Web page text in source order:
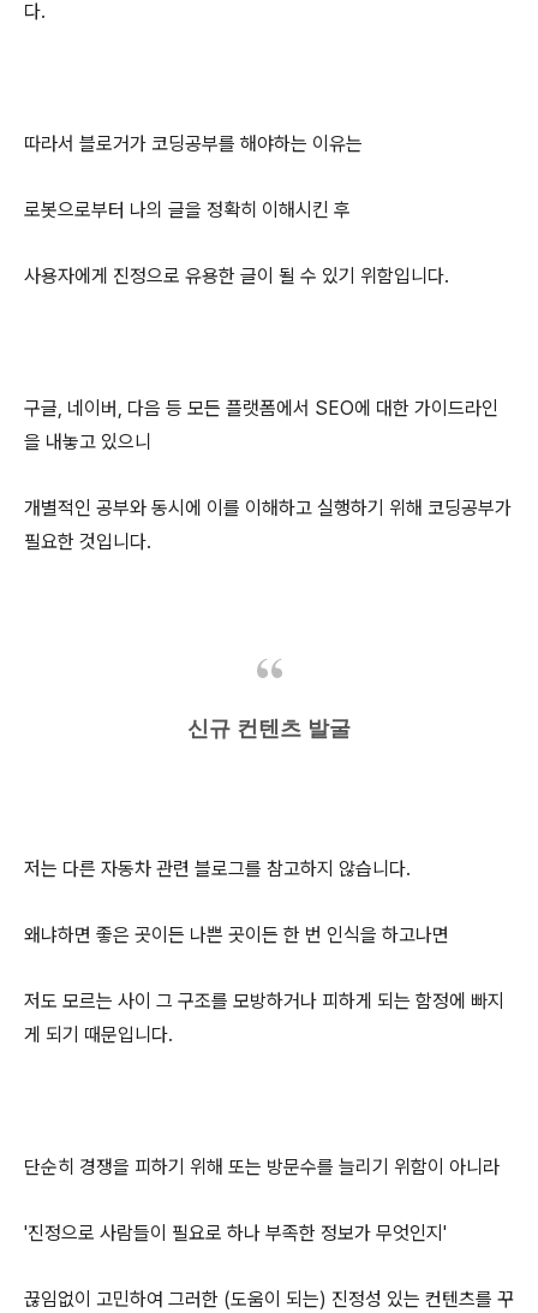
다.
따라서 블로거가 코딩공부를 해야하는 이유는
로봇으로부터 나의 글을 정확히 이해시킨 후
사용자에게 진정으로 유용한 글이 될 수 있기 위함입니다.
구글, 네이버, 다음 등 모든 플랫폼에서 SEO에 대한 가이드라인
을 내놓고 있으니
개별적인 공부와 동시에 이를 이해하고 실행하기 위해 코딩공부가
필요한 것입니다.
신규 컨텐츠 발굴
저는 다른 자동차 관련 블로그를 참고하지 않습니다.
왜냐하면 좋은 곳이든 나쁜 곳이든 한 번 인식을 하고나면
저도 모르는 사이 그 구조를 모방하거나 피하게 되는 함정에 빠지
게 되기 때문입니다.
단순히 경쟁을 피하기 위해 또는 방문수를 늘리기 위함이 아니라
'진정으로 사람들이 필요로 하나 부족한 정보가 무엇인지'
끊임없이 고민하여 그러한 (도움이 되는) 진정성 있는 컨텐츠를 꾸